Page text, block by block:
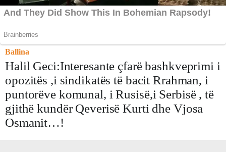
Ballina
Halil Geci:Interesante çfarë bashkveprimi i
opozitës ,i sindikatës të bacit Rrahman, i
puntorëve komunal, i Rusisë,i Serbisë , të
gjithë kundër Qeverisë Kurti dhe Vjosa
Osmanit…!